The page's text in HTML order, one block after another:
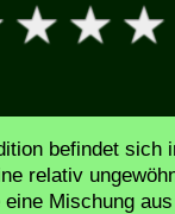
befindet sich
relativ
Mischung